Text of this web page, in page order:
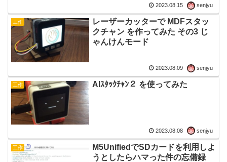
2023.08.15 senjyu
工作
レーザーカッターで MDFスタッ
クチャン を作ってみた その3 じ
ゃんけんモード
2023.08.09 senjyu
工作 AIｽﾀｯｸﾁｬﾝ２ を使ってみた
2023.08.08 senjyu
工作
M5UnifiedでSDカードを利用しよ
うとしたらハマった件の忘備録